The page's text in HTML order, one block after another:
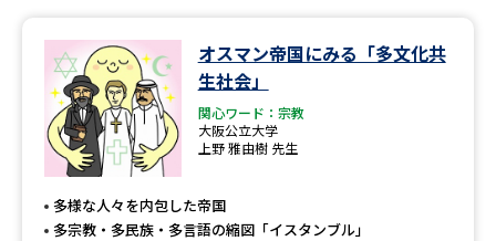
オスマン帝国にみる「多文化共
生社会」
関心ワード：宗教
大阪公立大学
上野 雅由樹 先生
多様な人々を内包した帝国
多宗教・多民族・多言語の縮図「イスタンブル」